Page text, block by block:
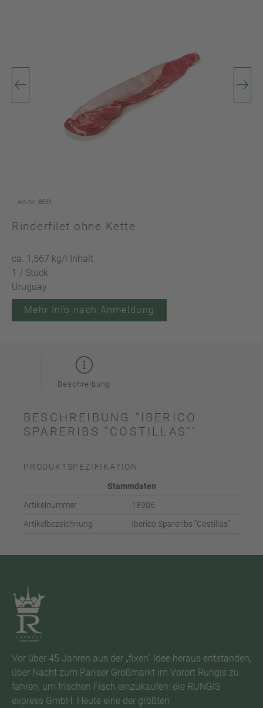
Art-Nr. 8551
Rinderfilet ohne Kette
ca. 1,567 kg/l Inhalt
1 / Stück
Uruguay
Mehr Info nach Anmeldung
Beschreibung
BESCHREIBUNG "IBERICO
SPARERIBS "COSTILLAS""
PRODUKTSPEZIFIKATION
Stammdaten
Artikelnummer
18906
Artikelbezeichnung
Iberico Spareribs "Costillas"
Vor über 45 Jahren aus der „fixen“ Idee heraus entstanden,
über Nacht zum Pariser Großmarkt im Vorort Rungis zu
fahren, um frischen Fisch einzukaufen: die RUNGIS
express GmbH. Heute eine der größten